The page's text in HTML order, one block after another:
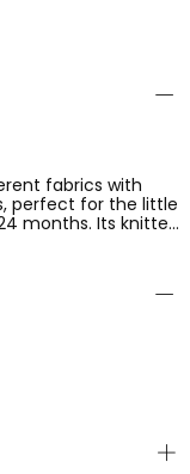
fabrics with
perfect for the little
months. Its knitted
closure at
sun prints
geometric
for any occasion,